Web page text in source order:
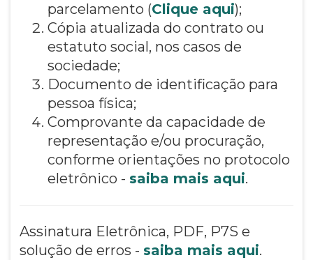
parcelamento (Clique aqui);
Cópia atualizada do contrato ou
estatuto social, nos casos de
sociedade;
Documento de identificação para
pessoa física;
Comprovante da capacidade de
representação e/ou procuração,
conforme orientações no protocolo
eletrônico - saiba mais aqui.
Assinatura Eletrônica, PDF, P7S e
solução de erros - saiba mais aqui.